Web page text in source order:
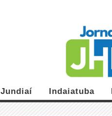
Jundiaí Indaiatuba